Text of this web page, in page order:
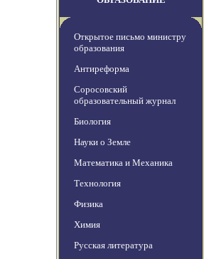
Открытое письмо министру
образования
Антиреформа
Соросовский
образовательный журнал
Биология
Науки о Земле
Математика и Механика
Технология
Физика
Химия
Русская литература